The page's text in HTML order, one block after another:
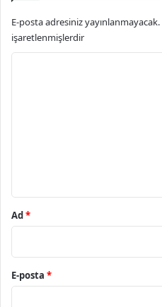
E-posta adresiniz yayınlanmayacak.
işaretlenmişlerdir
Ad*
E-posta *